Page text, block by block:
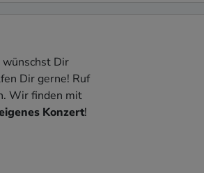
wünschst Dir
Dir gerne! Ruf
Wir finden mit
Konzert!